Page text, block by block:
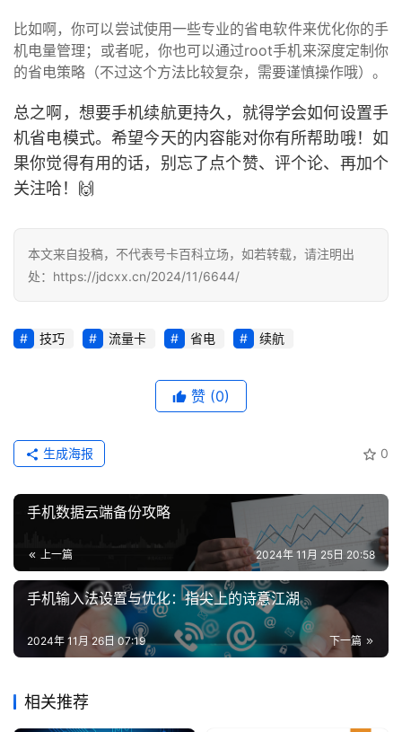
诈
知
识
行
业
资
讯
量
卡
推
荐
证
增
值
务
登录 注册
投稿
比如啊，你可以尝试使用一些专业的省电软件来优化你的手
机电量管理；或者呢，你也可以通过root手机来深度定制你
的省电策略（不过这个方法比较复杂，需要谨慎操作哦）。
总之啊，想要手机续航更持久，就得学会如何设置手
机省电模式。希望今天的内容能对你有所帮助哦！如
果你觉得有用的话，别忘了点个赞、评个论、再加个
关注哈！🙌
本文来自投稿，不代表号卡百科立场，如若转载，请注明出
处：https://jdcxx.cn/2024/11/6644/
技巧 流量卡 省电 续航
赞 (0)
0
生成海报
手机数据云端备份攻略
上一篇 2024年 11月 25日 20:58
手机输入法设置与优化：指尖上的诗意江湖
下一篇
2024年 11月 26日 07:19
相关推荐